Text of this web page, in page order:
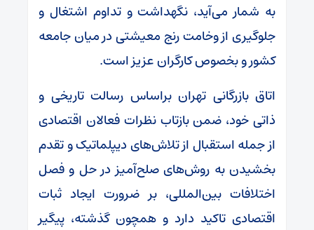
به شمار می‌آید، نگهداشت و تداوم اشتغال و
جلوگیری از وخامت رنج معیشتی در میان جامعه
کشور و بخصوص کارگران عزیز است.
اتاق بازرگانی تهران براساس رسالت تاریخی و
ذاتی خود، ضمن بازتاب نظرات فعالان اقتصادی
از جمله استقبال از تلاش‌های دیپلماتیک و تقدم
بخشیدن به روش‌های صلح‌آمیز در حل و فصل
اختلافات بین‌المللی، بر ضرورت ایجاد ثبات
اقتصادی تاکید دارد و همچون گذشته، پیگیر